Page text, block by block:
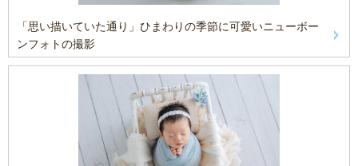
「思い描いていた通り」ひまわりの季節に可愛いニューボー
ンフォトの撮影